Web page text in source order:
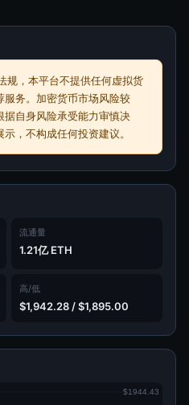
规，本平台不提供任何虚拟货
务。加密货币市场风险较
自身风险承受能力审慎决
，不构成任何投资建议。
流通量
1.21亿 ETH
高/低
$1,942.28 / $1,895.00